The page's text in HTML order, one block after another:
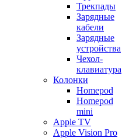
Трекпады
Зарядные
кабели
Зарядные
устройства
Чехол-
клавиатура
Колонки
Homepod
Homepod
mini
Apple TV
Apple Vision Pro